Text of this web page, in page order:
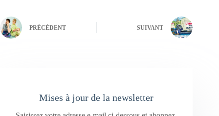
PRÉCÉDENT SUIVANT
Mises à jour de la newsletter